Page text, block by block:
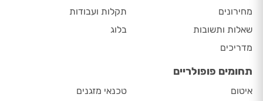
מחירונים
שאלות ותשובות
מדריכים
תקלות ועבודות
בלוג
תחומים פופולריים
איטום
טכנאי מזגנים